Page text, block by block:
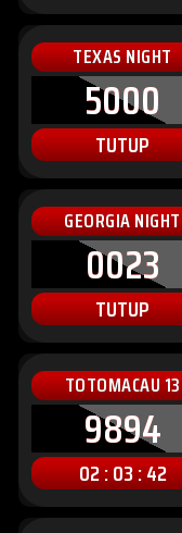
TEXAS NIGHT
5000
TUTUP
GEORGIA NIGHT
0023
TUTUP
TOTOMACAU 13
9894
02 : 03 : 40